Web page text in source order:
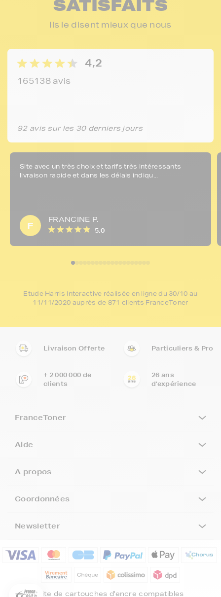
SATISFAITS
Ils le disent mieux que nous
4,2
165138 avis
92 avis sur les 30 derniers jours
Site avec un très choix et tarifs très intéressants
livraison rapide et dans les délais indiqu...
F
FRANCINE P.
5,0
Etude Harris Interactive réalisée en ligne du 30/10 au
11/11/2020 auprès de 871 clients FranceToner
Livraison Offerte Particuliers & Pro
+ 2 000 000 de
clients
26 ans
d'expérience
FranceToner
Aide
A propos
Coordonnées
Newsletter
Site de cartouches d'encre compatibles
Inscrivez-vous à notre newsletter, suivez notre actualité et